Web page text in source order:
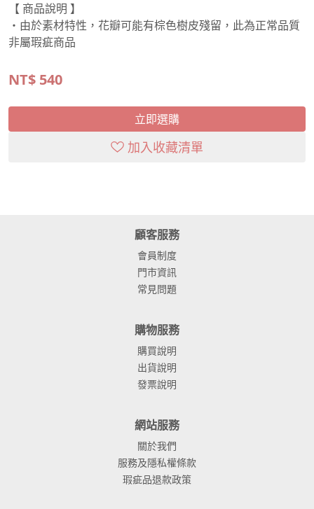
【 商品說明 】
・由於素材特性，花瓣可能有棕色樹皮殘留，此為正常品質
非屬瑕疵商品
NT$ 540
立即選購
加入收藏清單
顧客服務
會員制度
門市資訊
常見問題
購物服務
購買說明
出貨說明
發票說明
網站服務
關於我們
服務及隱私權條款
瑕疵品退款政策